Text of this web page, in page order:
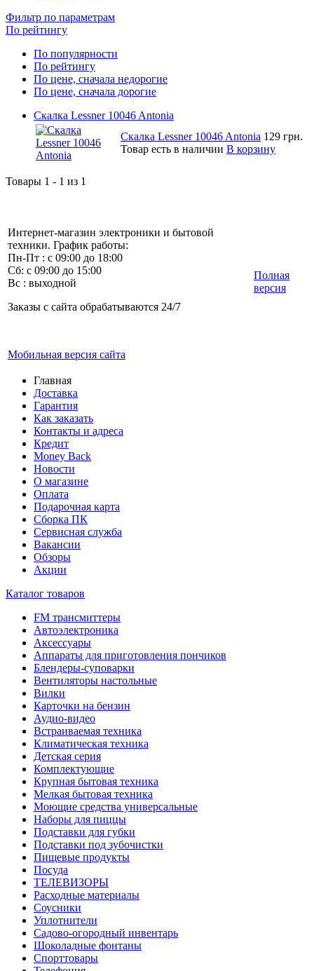
Фильтр по параметрам
По рейтингу
По популярности
По рейтингу
По цене, сначала недорогие
По цене, сначала дорогие
Скалка Lessner 10046 Antonia
Скалка Lessner 10046 Antonia 129 грн.
Товар есть в наличии В корзину
Товары 1 - 1 из 1
Интернет-магазин электроники и бытовой
техники. График работы:
Пн-Пт : с 09:00 до 18:00
Сб: с 09:00 до 15:00
Вс : выходной
Заказы с сайта обрабатываются 24/7
Мобильная версия сайта
Полная
версия
Главная
Доставка
Гарантия
Как заказать
Контакты и адреса
Кредит
Money Back
Новости
О магазине
Оплата
Подарочная карта
Сборка ПК
Сервисная служба
Вакансии
Обзоры
Акции
Каталог товаров
FM трансмиттеры
Автоэлектроника
Аксессуары
Аппараты для приготовления пончиков
Блендеры-суповарки
Вентиляторы настольные
Вилки
Карточки на бензин
Аудио-видео
Встраиваемая техника
Климатическая техника
Детская серия
Комплектующие
Крупная бытовая техника
Мелкая бытовая техника
Моющие средства универсальные
Наборы для пиццы
Подставки для губки
Подставки под зубочистки
Пищевые продукты
Посуда
ТЕЛЕВИЗОРЫ
Расходные материалы
Соусники
Уплотнители
Садово-огородный инвентарь
Шоколадные фонтаны
Спорттовары